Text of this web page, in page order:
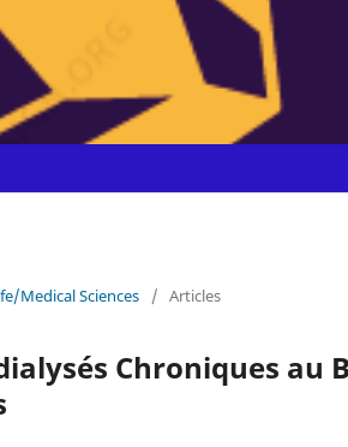
Medical Sciences / Articles
Chroniques au